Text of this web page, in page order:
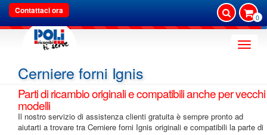
Contattaci ora
0
Toggle
Cerniere forni Ignis
Parti di ricambio originali e compatibili anche per vecchi
modelli
Il nostro servizio di assistenza clienti gratuita è sempre pronto ad
aiutarti a trovare tra Cerniere forni Ignis originali e compatibili la parte di